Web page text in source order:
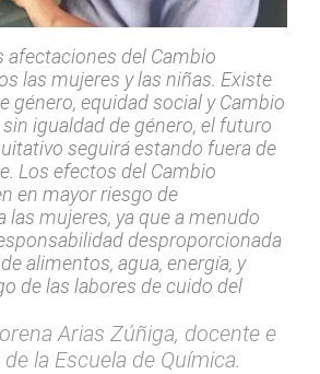
afectaciones del Cambio
las mujeres y las niñas. Existe
género, equidad social y Cambio
igualdad de género, el futuro
seguirá estando fuera de
Los efectos del Cambio
en mayor riesgo de
las mujeres, ya que a menudo
desproporcionada
alimentos, agua, energía, y
de las labores de cuido del
Arias Zúñiga, docente e
la Escuela de Química.